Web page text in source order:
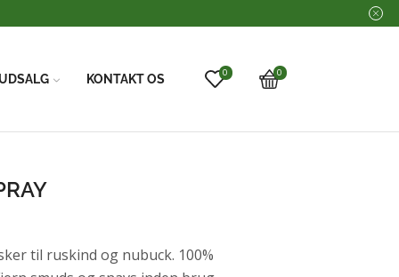
UDSALG KONTAKT OS 0 0
til ruskind og nubuck. 100%